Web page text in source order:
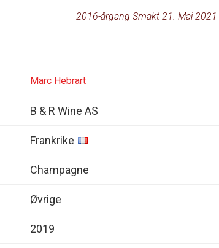
2016-årgang Smakt 21. Mai 2021
Marc Hebrart
B & R Wine AS
Frankrike
Champagne
Øvrige
2019